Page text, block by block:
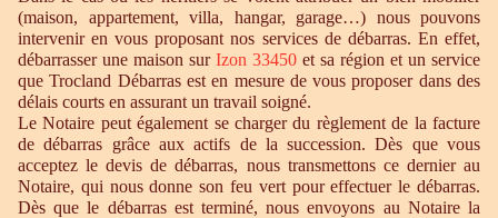
(maison, appartement, villa, hangar, garage…) nous pouvons
intervenir en vous proposant nos services de débarras. En effet,
débarrasser une maison sur Izon 33450 et sa région et un service
que Trocland Débarras est en mesure de vous proposer dans des
délais courts en assurant un travail soigné.
Le Notaire peut également se charger du règlement de la facture
de débarras grâce aux actifs de la succession. Dès que vous
acceptez le devis de débarras, nous transmettons ce dernier au
Notaire, qui nous donne son feu vert pour effectuer le débarras.
Dès que le débarras est terminé, nous envoyons au Notaire la